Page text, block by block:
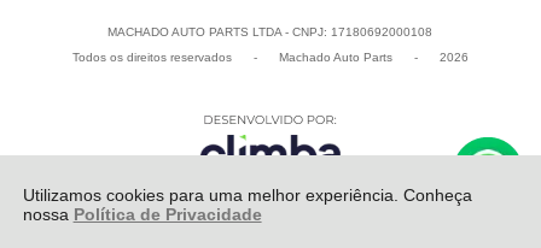
Utilizamos cookies para uma melhor experiência. Conheça
nossa Política de Privacidade
MACHADO AUTO PARTS LTDA - CNPJ: 17180692000108
Todos os direitos reservados
- Machado Auto Parts - 2026